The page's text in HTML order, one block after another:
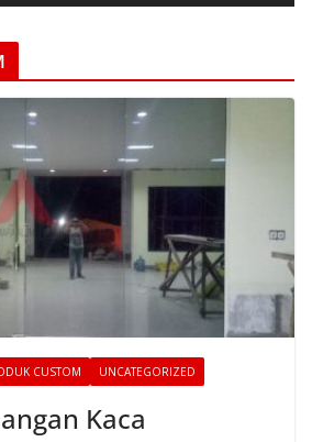
CUSTOM UNCATEGORIZED
Kaca